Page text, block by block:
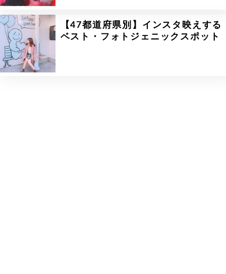
【47都道府県別】インスタ映えする
ベスト・フォトジェニックスポット